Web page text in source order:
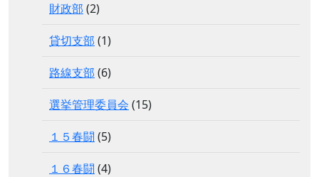
財政部 (2)
貸切支部 (1)
路線支部 (6)
選挙管理委員会 (15)
１５春闘 (5)
１６春闘 (4)